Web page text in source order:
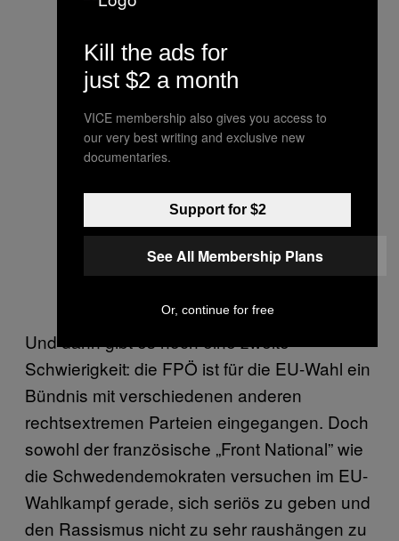
Und dann gibt es noch eine zweite
Schwierigkeit: die FPÖ ist für die EU-Wahl ein
Bündnis mit verschiedenen anderen
rechtsextremen Parteien eingegangen. Doch
sowohl der französische „Front National” wie
die Schwedendemokraten versuchen im EU-
Wahlkampf gerade, sich seriös zu geben und
den Rassismus nicht zu sehr raushängen zu
Kill the ads for
just $2 a month
VICE membership also gives you access to
our very best writing and exclusive new
documentaries.
Support for $2
See All Membership Plans
Or, continue for free